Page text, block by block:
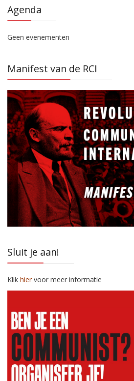
Agenda
Geen evenementen
Manifest van de RCI
Sluit je aan!
Klik hiervoor meer informatie